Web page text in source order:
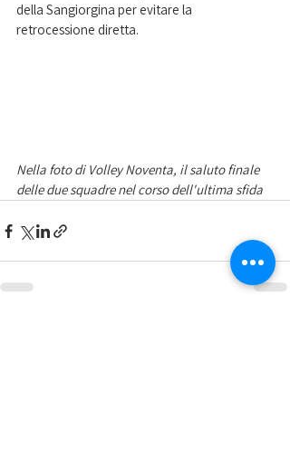
della Sangiorgina per evitare la
retrocessione diretta.
Nella foto di Volley Noventa, il saluto finale
delle due squadre nel corso dell'ultima sfida